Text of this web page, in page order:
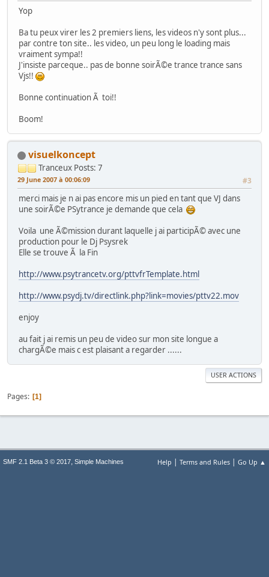
Yop
Ba tu peux virer les 2 premiers liens, les videos n'y sont plus...
par contre ton site.. les video, un peu long le loading mais
vraiment sympa!!
J'insiste parceque.. pas de bonne soirÃ©e trance trance sans
Vjs!!
Bonne continuation Ã toi!!
Boom!
visuelkoncept
Tranceux Posts: 7
29 June 2007 à 00:06:09 #3
merci mais je n ai pas encore mis un pied en tant que VJ dans
une soirÃ©e PSytrance je demande que cela
Voila une Ã©mission durant laquelle j ai participÃ© avec une
production pour le Dj Psysrek
Elle se trouve Ã la Fin
http://www.psytrancetv.org/pttvfrTemplate.html
http://www.psydj.tv/directlink.php?link=movies/pttv22.mov
enjoy
au fait j ai remis un peu de video sur mon site longue a
chargÃ©e mais c est plaisant a regarder ......
USER ACTIONS
Pages 1
Help | Terms and Rules | Go Up ▲
SMF 2.1 Beta 3 © 2017, Simple Machines